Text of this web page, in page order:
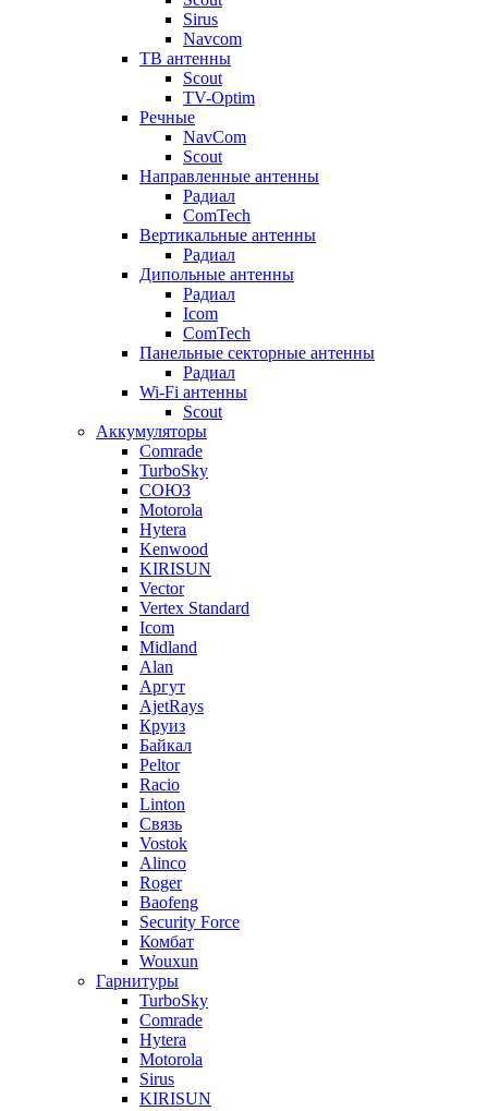
Sirus
Navcom
ТВ антенны
Scout
TV-Optim
Речные
NavCom
Scout
Направленные антенны
Радиал
ComTech
Вертикальные антенны
Радиал
Дипольные антенны
Радиал
Icom
ComTech
Панельные секторные антенны
Радиал
Wi-Fi антенны
Scout
Аккумуляторы
Comrade
TurboSky
СОЮЗ
Motorola
Hytera
Kenwood
KIRISUN
Vector
Vertex Standard
Icom
Midland
Alan
Аргут
AjetRays
Круиз
Байкал
Peltor
Racio
Linton
Связь
Vostok
Alinco
Roger
Baofeng
Security Force
Комбат
Wouxun
Гарнитуры
TurboSky
Comrade
Hytera
Motorola
Sirus
KIRISUN